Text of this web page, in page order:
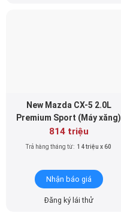
New Mazda CX-5 2.0L
Premium Sport (Máy xăng)
814 triệu
Trả hàng tháng từ: 14 triệu x 60
Nhận báo giá
Đăng ký lái thử